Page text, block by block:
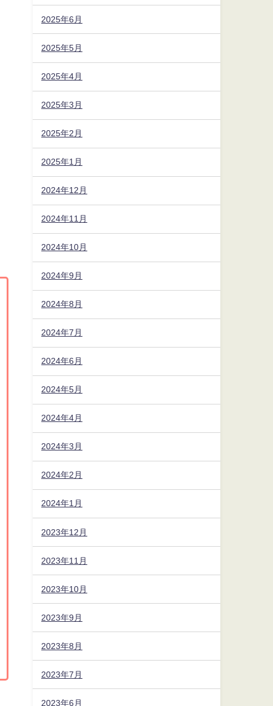
2025年6月
2025年5月
2025年4月
2025年3月
2025年2月
2025年1月
2024年12月
2024年11月
2024年10月
2024年9月
2024年8月
2024年7月
2024年6月
2024年5月
2024年4月
2024年3月
2024年2月
2024年1月
2023年12月
2023年11月
2023年10月
2023年9月
2023年8月
2023年7月
2023年6月